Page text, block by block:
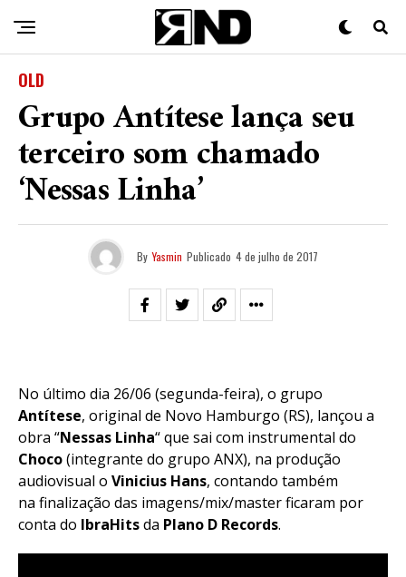
OLD
Grupo Antítese lança seu
terceiro som chamado
‘Nessas Linha’
By Yasmin Publicado 4 de julho de 2017
No último dia 26/06 (segunda-feira), o grupo
Antítese, original de Novo Hamburgo (RS), lançou a
obra “Nessas Linha“que sai com instrumental do
Choco(integrante do grupo ANX), na produção
audiovisual o Vinicius Hans, contando também
na finalização das imagens/mix/master ficaram por
conta do IbraHitsda Plano D Records.